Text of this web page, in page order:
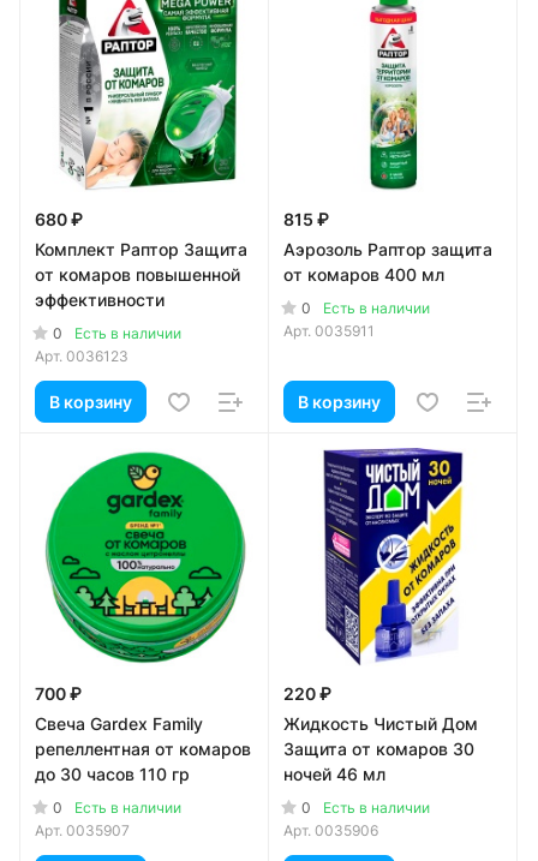
680 ₽
Комплект Раптор Защита
от комаров повышенной
эффективности
0
Есть в наличии
Арт. 0036123
В корзину
815 ₽
Аэрозоль Раптор защита
от комаров 400 мл
0
Есть в наличии
Арт. 0035911
В корзину
700 ₽
Свеча Gardex Family
репеллентная от комаров
до 30 часов 110 гр
0
Есть в наличии
Арт. 0035907
220 ₽
Жидкость Чистый Дом
Защита от комаров 30
ночей 46 мл
0
Есть в наличии
Арт. 0035906